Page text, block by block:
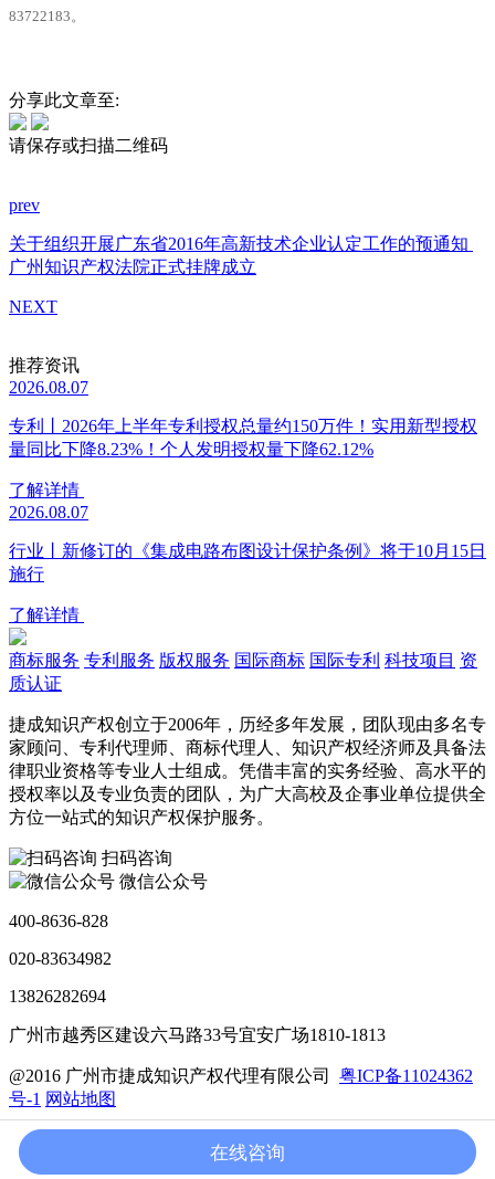
83722183。
分享此文章至:
请保存或扫描二维码
prev
关于组织开展广东省2016年高新技术企业认定工作的预通知
广州知识产权法院正式挂牌成立
NEXT
推荐资讯
2026.08.07
专利丨2026年上半年专利授权总量约150万件！实用新型授权
量同比下降8.23%！个人发明授权量下降62.12%
了解详情
2026.08.07
行业丨新修订的《集成电路布图设计保护条例》将于10月15日
施行
了解详情
商标服务 专利服务 版权服务 国际商标 国际专利 科技项目 资
质认证
捷成知识产权创立于2006年，历经多年发展，团队现由多名专
家顾问、专利代理师、商标代理人、知识产权经济师及具备法
律职业资格等专业人士组成。凭借丰富的实务经验、高水平的
授权率以及专业负责的团队，为广大高校及企事业单位提供全
方位一站式的知识产权保护服务。
扫码咨询
微信公众号
400-8636-828
020-83634982
13826282694
广州市越秀区建设六马路33号宜安广场1810-1813
@2016 广州市捷成知识产权代理有限公司 粤ICP备11024362
号-1 网站地图
加入我们 法律声明
在线咨询